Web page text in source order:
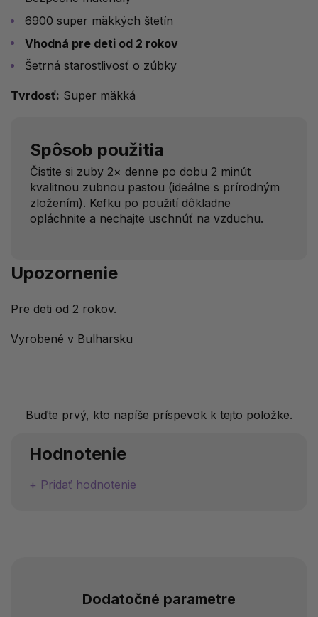
6900 super mäkkých štetín
Vhodná pre deti od 2 rokov
Šetrná starostlivosť o zúbky
Tvrdosť: Super mäkká
Spôsob použitia
Čistite si zuby 2× denne po dobu 2 minút
kvalitnou zubnou pastou (ideálne s prírodným
zložením). Kefku po použití dôkladne
opláchnite a nechajte uschnúť na vzduchu.
Upozornenie
Pre deti od 2 rokov.
Vyrobené v Bulharsku
Buďte prvý, kto napíše príspevok k tejto položke.
Hodnotenie
Pridať hodnotenie
Dodatočné parametre